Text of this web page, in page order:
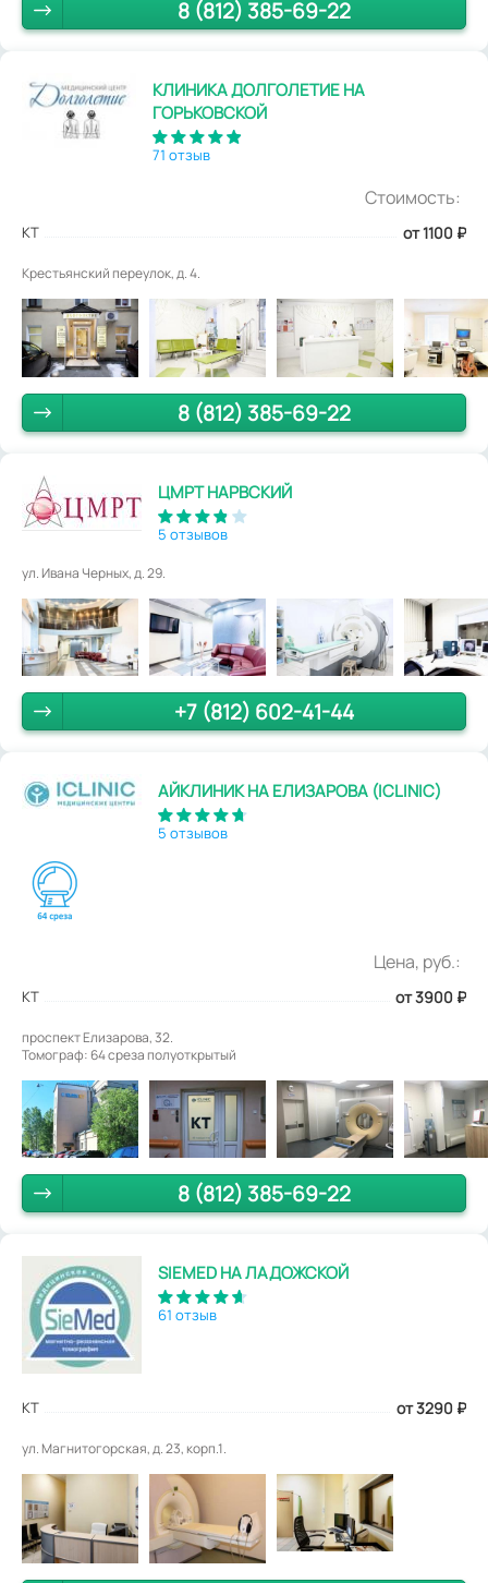
8 (812) 385-69-22
КЛИНИКА ДОЛГОЛЕТИЕ НА
ГОРЬКОВСКОЙ
71 отзыв
Стоимость:
КТ от 1100 ₽
Крестьянский переулок, д. 4.
8 (812) 385-69-22
ЦМРТ НАРВСКИЙ
5 отзывов
ул. Ивана Черных, д. 29.
+7 (812) 602-41-44
АЙКЛИНИК НА ЕЛИЗАРОВА (ICLINIC)
5 отзывов
Цена, руб.:
КТ от 3900 ₽
проспект Елизарова, 32.
Томограф: 64 среза полуоткрытый
8 (812) 385-69-22
SIEMED НА ЛАДОЖСКОЙ
61 отзыв
КТ от 3290 ₽
ул. Магнитогорская, д. 23, корп.1.